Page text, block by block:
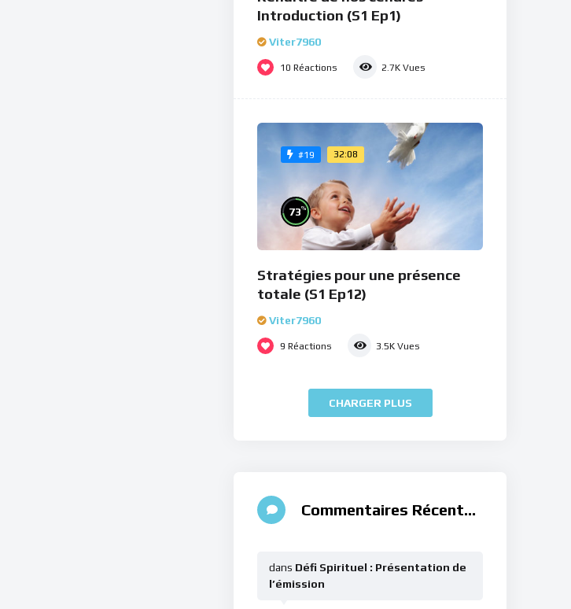
Introduction (S1 Ep1)
Viter7960
10 Réactions 2.7K Vues
#19 32:08
73%
Stratégies pour une présence
totale (S1 Ep12)
Viter7960
9 Réactions 3.5K Vues
CHARGER PLUS
Commentaires Récents
dans Défi Spirituel : Présentation de
l’émission